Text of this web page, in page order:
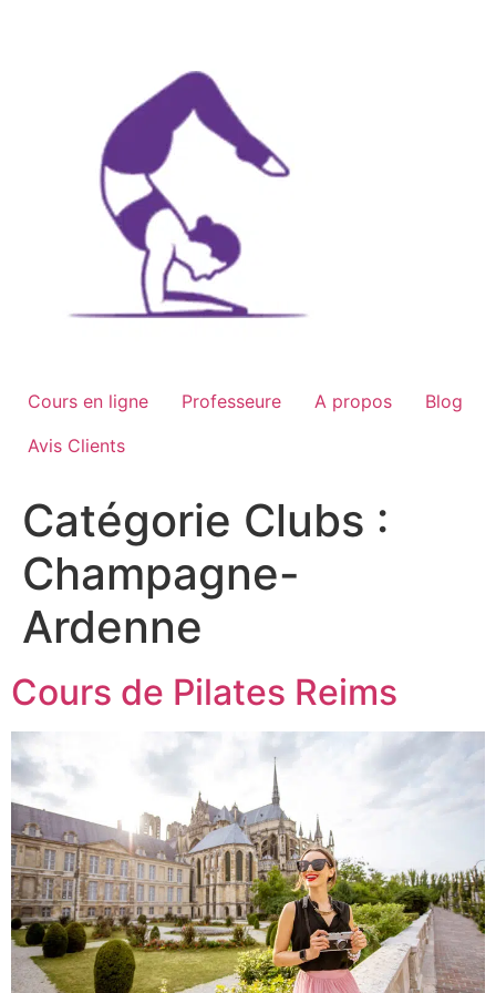
Cours en ligne Professeure A propos
Blog
Avis Clients
Catégorie Clubs :
Champagne-
Ardenne
Cours de Pilates Reims